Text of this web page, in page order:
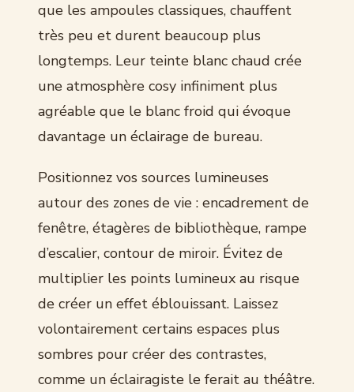
que les ampoules classiques, chauffent
très peu et durent beaucoup plus
longtemps. Leur teinte blanc chaud crée
une atmosphère cosy infiniment plus
agréable que le blanc froid qui évoque
davantage un éclairage de bureau.
Positionnez vos sources lumineuses
autour des zones de vie : encadrement de
fenêtre, étagères de bibliothèque, rampe
d’escalier, contour de miroir. Évitez de
multiplier les points lumineux au risque
de créer un effet éblouissant. Laissez
volontairement certains espaces plus
sombres pour créer des contrastes,
comme un éclairagiste le ferait au théâtre.